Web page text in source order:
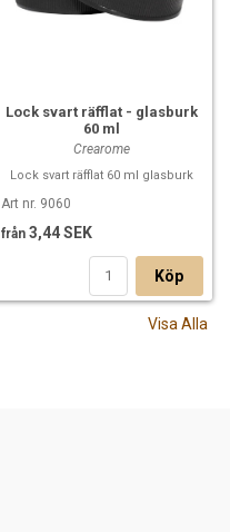
Lock svart räfflat - glasburk
60 ml
Crearome
Lock svart räfflat 60 ml glasburk
Art nr. 9060
från 3,44 SEK
Köp
Visa Alla